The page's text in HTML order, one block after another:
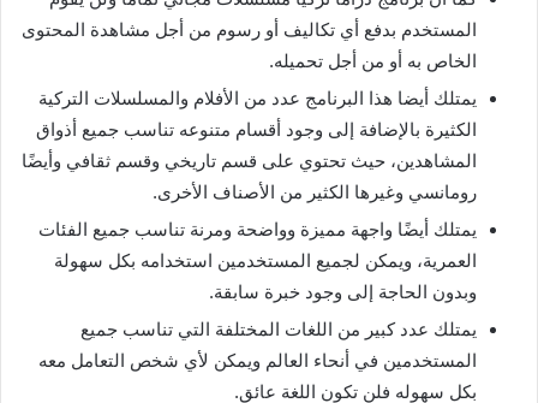
المستخدم بدفع أي تكاليف أو رسوم من أجل مشاهدة المحتوى
الخاص به أو من أجل تحميله.
يمتلك أيضا هذا البرنامج عدد من الأفلام والمسلسلات التركية
الكثيرة بالإضافة إلى وجود أقسام متنوعه تناسب جميع أذواق
المشاهدين، حيث تحتوي على قسم تاريخي وقسم ثقافي وأيضًا
رومانسي وغيرها الكثير من الأصناف الأخرى.
يمتلك أيضًا واجهة مميزة وواضحة ومرنة تناسب جميع الفئات
العمرية، ويمكن لجميع المستخدمين استخدامه بكل سهولة
وبدون الحاجة إلى وجود خبرة سابقة.
يمتلك عدد كبير من اللغات المختلفة التي تناسب جميع
المستخدمين في أنحاء العالم ويمكن لأي شخص التعامل معه
بكل سهوله فلن تكون اللغة عائق.